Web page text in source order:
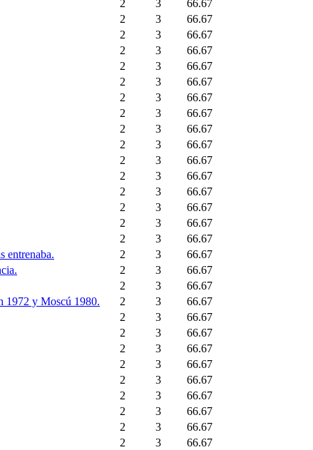
2 3
66.67
2 3
66.67
2 3
66.67
2 3
66.67
2 3
66.67
2 3
66.67
2 3
66.67
2 3
66.67
2 3
66.67
2 3
66.67
2 3
66.67
2 3
66.67
2 3
66.67
2 3
66.67
2 3
66.67
2 3
66.67
entrenaba. 2 3
66.67
2 3
66.67
2 3
66.67
1972 y Moscú 1980. 2 3
66.67
2 3
66.67
2 3
66.67
2 3
66.67
2 3
66.67
2 3
66.67
2 3
66.67
2 3
66.67
2 3
66.67
2 3
66.67